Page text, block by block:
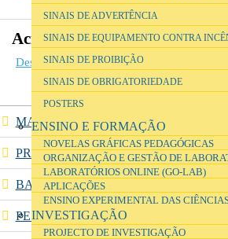
SINAIS DE ADVERTÊNCIA
SINAIS DE EQUIPAMENTO CONTRA
SINAIS DE PROIBIÇÃO
SINAIS DE OBRIGATORIEDADE
POSTERS
ENSINO E FORMAÇÃO
NOVELAS GRÁFICAS PEDAGÓGICAS
ORGANIZAÇÃO E GESTÃO DE
LABORATÓRIOS ONLINE (GO-LAB)
APLICAÇÕES
ENSINO EXPERIMENTAL DAS
INVESTIGAÇÃO
PROJECTO DE INVESTIGAÇÃO
Acidentes comuns e primeiros
Descarregar ficheiro (201.26 KB)
MANUAIS DE SEGURANÇA
PRIMEIROS SOCORROS
BASE DE DADOS DE SUBSTÂNCIAS
PESQUISA DE SUBSTÂNCIAS (ECHA)